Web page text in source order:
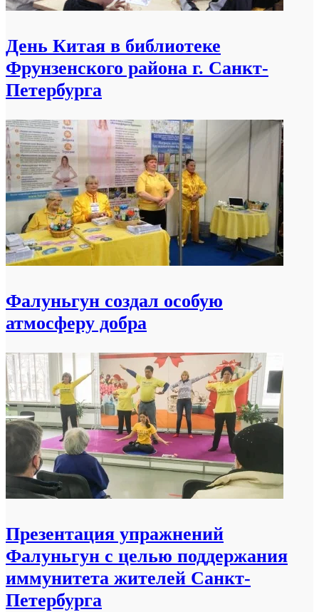
День Китая в библиотеке
Фрунзенского района г. Санкт-
Петербурга
Фалуньгун создал особую
атмосферу добра
Презентация упражнений
Фалуньгун с целью поддержания
иммунитета жителей Санкт-
Петербурга